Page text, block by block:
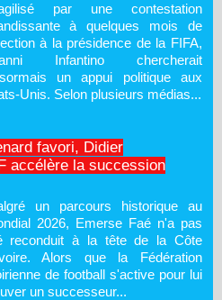
par une contestation
à quelques mois de
à la présidence de la FIFA,
Infantino chercherait
un appui politique aux
Unis. Selon plusieurs médias...
favori, Didier
accélère la succession
un parcours historique au
2026, Emerse Faé n'a pas
reconduit à la tête de la Côte
Alors que la Fédération
de football s'active pour lui
un successeur...